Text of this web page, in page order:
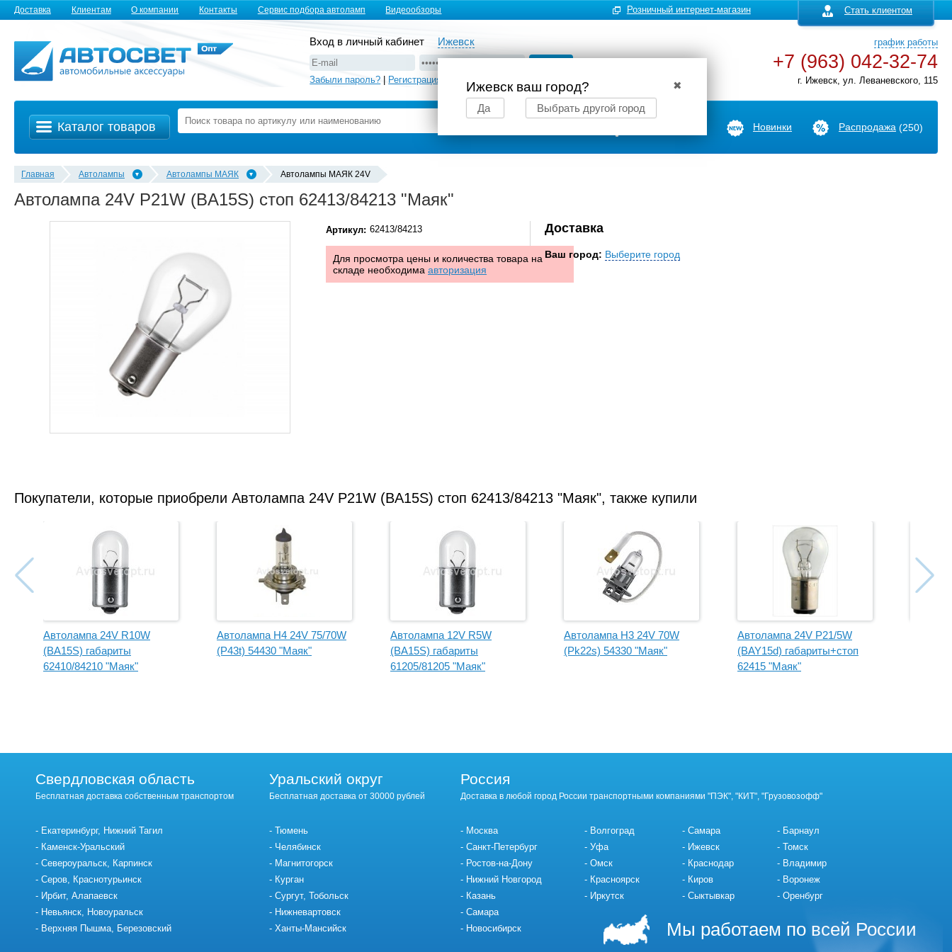
Доставка Клиентам О компании Контакты Сервис подбора автоламп Видеообзоры Стать клиентом
Розничный интернет-магазин
Вход в личный кабинет Ижевск
✖
Ижевск ваш город?
Да Выбрать другой город
Забыли пароль? Регистрация
график работы
+7 (963) 042-32-74
г. Ижевск, ул. Леваневского, 115
Каталог товаров Новинки Распродажа (250)
Главная Автолампы Автолампы MАЯК Автолампы MАЯК 24V
Автолампа 24V P21W (BA15S) стоп 62413/84213 "Маяк"
Артикул: 62413/84213
Для просмотра цены и количества товара на
складе необходима авторизация
Доставка
Ваш город: Выберите город
Покупатели, которые приобрели Автолампа 24V P21W (BA15S) стоп 62413/84213 "Маяк", также купили
Автолампа 24V R10W
(BA15S) габариты
62410/84210 "Маяк"
Автолампа H4 24V 75/70W
(P43t) 54430 "Маяк"
Автолампа 12V R5W
(BA15S) габариты
61205/81205 "Маяк"
Автолампа H3 24V 70W
(Pk22s) 54330 "Маяк"
Автолампа 24V P21/5W
(BAY15d) габариты+стоп
62415 "Маяк"
Свердловская область
Бесплатная доставка собственным транспортом
Екатеринбург, Нижний Тагил
Каменск-Уральский
Североуральск, Карпинск
Серов, Краснотурьинск
Ирбит, Алапаевск
Невьянск, Новоуральск
Верхняя Пышма, Березовский
Уральский округ
Бесплатная доставка от 30000 рублей
Тюмень
Челябинск
Магнитогорск
Курган
Сургут, Тобольск
Нижневартовск
Ханты-Мансийск
Россия
Доставка в любой город России транспортными компаниями "ПЭК", "КИТ", "Грузовозофф"
Москва
Санкт-Петербург
Ростов-на-Дону
Нижний Новгород
Казань
Самара
Новосибирск
Волгоград
Уфа
Омск
Красноярск
Иркутск
Самара
Ижевск
Краснодар
Киров
Сыктывкар
Барнаул
Томск
Владимир
Воронеж
Оренбург
Мы работаем по всей России